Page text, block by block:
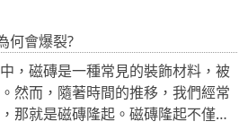
何會爆裂?
，磁磚是一種常見的裝飾材料，被
然而，隨著時間的推移，我們經常
那就是磁磚隆起。磁磚隆起不僅會